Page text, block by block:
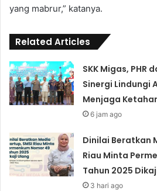
yang mabrur,” katanya.
Related Articles
SKK Migas, PHR
Sinergi Lindungi
Menjaga
6 jam ago
Dinilai Beratkan
Riau Minta
Tahun 2025
3 hari ago